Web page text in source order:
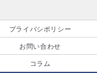
プライバシポリシー
お問い合わせ
コラム